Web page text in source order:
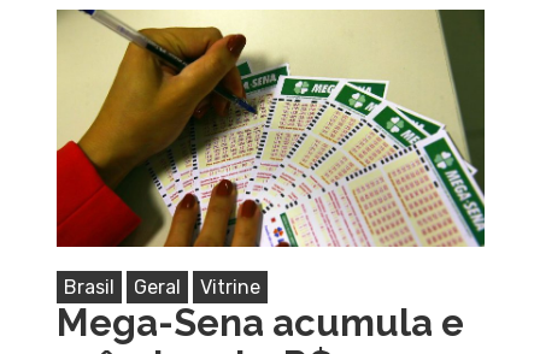
Brasil Geral Vitrine
Mega-Sena acumula e